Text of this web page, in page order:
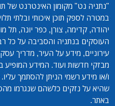
מקומון האינטרנט של תושבי
תוכן איכותי ובלתי תלוי על
צורן, כפר יונה, תל מונד ועוד.
והסביבה על כל רבדיה: תרבות
מידע על העיר, מדריך עסקים, חברה,
ועוד. המידע המופיע באתר זה
רשמי הניתן להסתמך עליו. אין
כלשהם שנגרמו מהסתמכות